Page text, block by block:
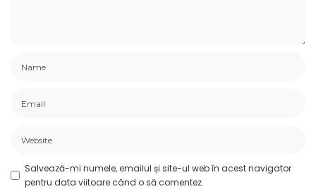
Salvează-mi numele, emailul și site-ul web în acest navigator
pentru data viitoare când o să comentez.